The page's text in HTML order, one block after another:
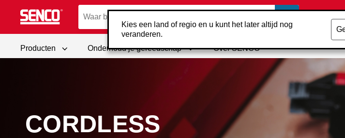
Kies een land of regio en u kunt het later altijd nog
veranderen.
Producten Onderhoud je gereedschap Over SENCO
CORDLESS